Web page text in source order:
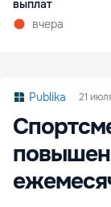
выплат
вчера
Publika 21